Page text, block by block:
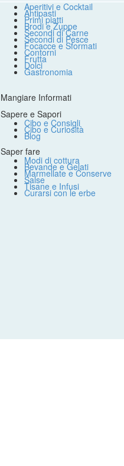
Aperitivi e Cocktail
Antipasti
Primi piatti
Brodi e Zuppe
Secondi di Carne
Secondi di Pesce
Focacce e Sformati
Contorni
Frutta
Dolci
Gastronomia
Mangiare Informati
Sapere e Sapori
Cibo e Consigli
Cibo e Curiosità
Blog
Saper fare
Modi di cottura
Bevande e Gelati
Marmellate e Conserve
Salse
Tisane e Infusi
Curarsi con le erbe